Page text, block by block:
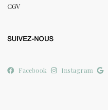
CGV
SUIVEZ-NOUS
Facebook Instagram